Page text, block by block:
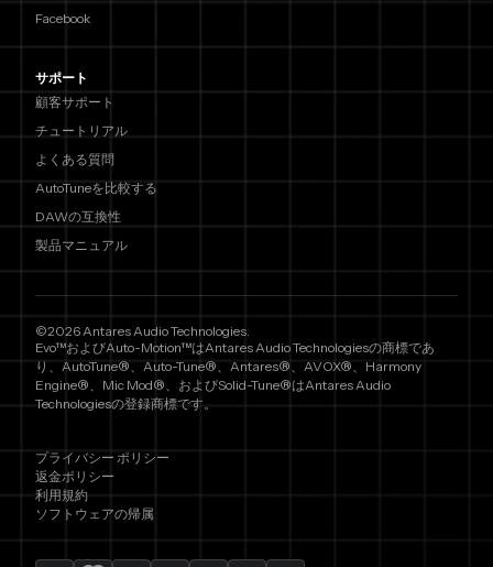
Facebook
サポート
顧客サポート
チュートリアル
よくある質問
AutoTuneを比較する
DAWの互換性
製品マニュアル
©2026 Antares Audio Technologies.
Evo™およびAuto-Motion™はAntares Audio Technologiesの商標であ
り、AutoTune®、Auto-Tune®、Antares®、AVOX®、Harmony
Engine®、Mic Mod®、およびSolid-Tune®はAntares Audio
Technologiesの登録商標です。
プライバシー ポリシー
返金ポリシー
利用規約
ソフトウェアの帰属